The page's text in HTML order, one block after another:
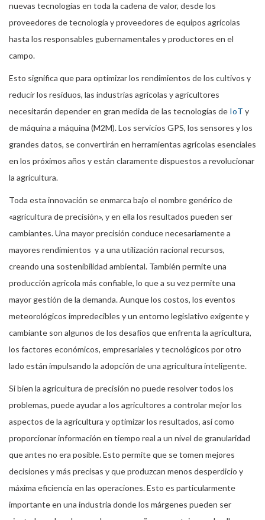
nuevas tecnologías en toda la cadena de valor, desde los
proveedores de tecnología y proveedores de equipos agrícolas
hasta los responsables gubernamentales y productores en el
campo.
Esto significa que para optimizar los rendimientos de los cultivos y
reducir los residuos, las industrias agrícolas y agrícultores
necesitarán depender en gran medida de las tecnologías de IoT y
de máquina a máquina (M2M). Los servicios GPS, los sensores y los
grandes datos, se convertirán en herramientas agrícolas esenciales
en los próximos años y están claramente dispuestos a revolucionar
la agricultura.
Toda esta innovación se enmarca bajo el nombre genérico de
«agricultura de precisión», y en ella los resultados pueden ser
cambiantes. Una mayor precisión conduce necesariamente a
mayores rendimientos y a una utilización racional recursos,
creando una sostenibilidad ambiental. También permite una
producción agricola más confiable, lo que a su vez permite una
mayor gestión de la demanda. Aunque los costos, los eventos
meteorológicos impredecibles y un entorno legislativo exigente y
cambiante son algunos de los desafíos que enfrenta la agricultura,
los factores económicos, empresariales y tecnológicos por otro
lado están impulsando la adopción de una agricultura inteligente.
Si bien la agricultura de precisión no puede resolver todos los
problemas, puede ayudar a los agricultores a controlar mejor los
aspectos de la agricultura y optimizar los resultados, así como
proporcionar información en tiempo real a un nivel de granularidad
que antes no era posible. Esto permite que se tomen mejores
decisiones y más precisas y que produzcan menos desperdicio y
máxima eficiencia en las operaciones. Esto es particularmente
importante en una industria donde los márgenes pueden ser